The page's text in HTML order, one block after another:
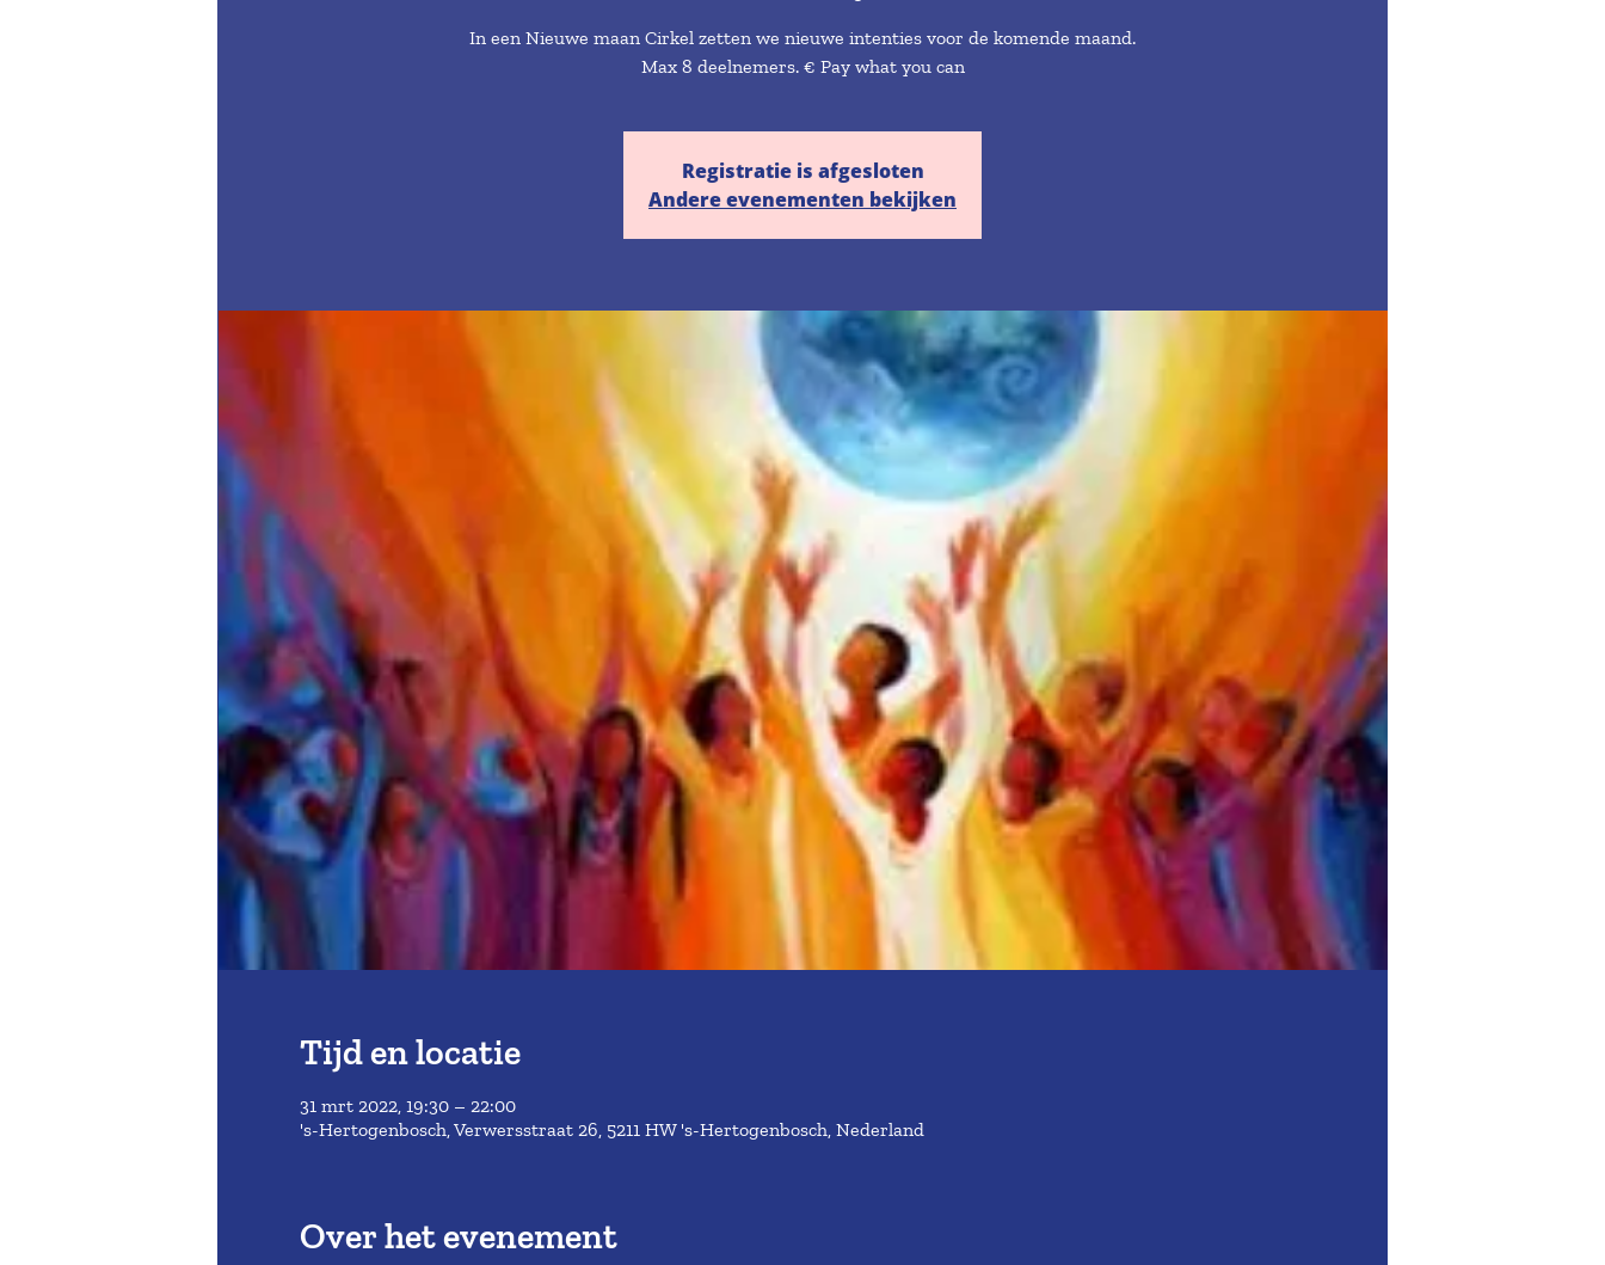
In een Nieuwe maan Cirkel zetten we nieuwe intenties voor de komende maand.
Max 8 deelnemers. € Pay what you can
Registratie is afgesloten
Andere evenementen bekijken
Tijd en locatie
31 mrt 2022, 19:30 – 22:00
's-Hertogenbosch, Verwersstraat 26, 5211 HW 's-Hertogenbosch, Nederland
Over het evenement